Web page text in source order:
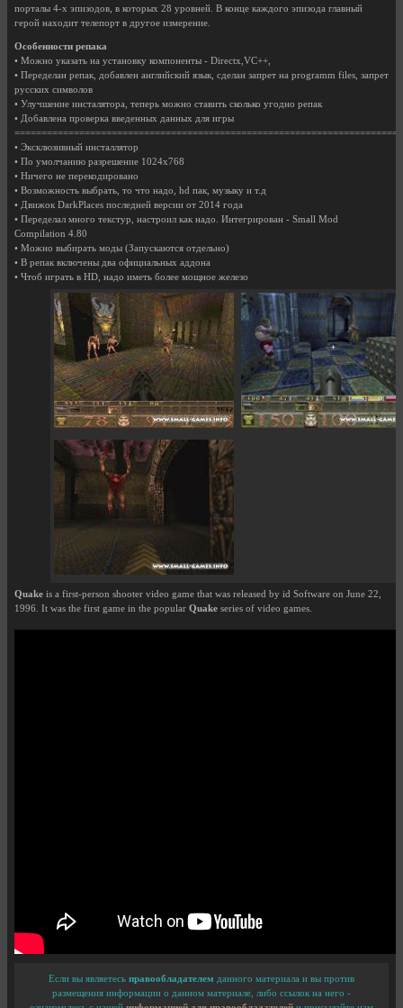
порталы 4-х эпизодов, в которых 28 уровней. В конце каждого эпизода главный
герой находит телепорт в другое измерение.
Особенности репака
• Можно указать на установку компоненты - Directx,VC++,
• Переделан репак, добавлен английский язык, сделан запрет на programm files, запрет
русских символов
• Улучшение инсталятора, теперь можно ставить сколько угодно репак
• Добавлена проверка введенных данных для игры
• Эксклюзивный инсталлятор
• По умолчанию разрешение 1024x768
• Ничего не перекодировано
• Возможность выбрать, то что надо, hd пак, музыку и т.д
• Движок DarkPlaces последней версии от 2014 года
• Переделал много текстур, настроил как надо. Интегрирован - Small Mod
Compilation 4.80
• Можно выбирать моды (Запускаются отдельно)
• В репак включены два официальных аддона
• Чтоб играть в HD, надо иметь более мощное железо
Quake is a first-person shooter video game that was released by id Software on June 22,
1996. It was the first game in the popular Quake series of video games.
Если вы являетесь правообладателем данного материала и вы против
размещения информации о данном материале, либо ссылок на него -